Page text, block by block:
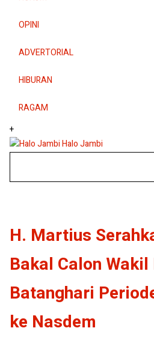
OPINI
ADVERTORIAL
HIBURAN
RAGAM
+
Halo Jambi
H. Martius
Bakal Calon
Batanghari
ke Nasdem